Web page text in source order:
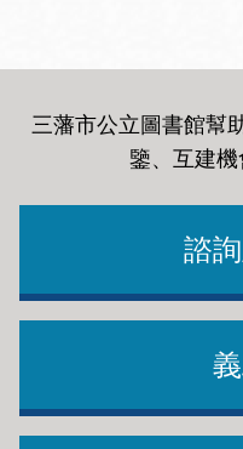
三藩市公立圖書館幫
鑒、互建
諮